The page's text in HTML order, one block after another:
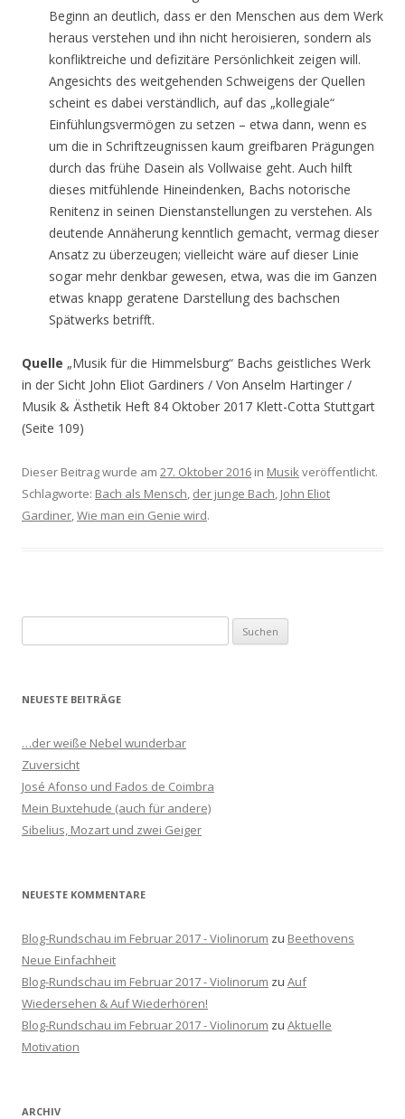
Beginn an deutlich, dass er den Menschen aus dem Werk
heraus verstehen und ihn nicht heroisieren, sondern als
konfliktreiche und defizitäre Persönlichkeit zeigen will.
Angesichts des weitgehenden Schweigens der Quellen
scheint es dabei verständlich, auf das „kollegiale“
Einfühlungsvermögen zu setzen – etwa dann, wenn es
um die in Schriftzeugnissen kaum greifbaren Prägungen
durch das frühe Dasein als Vollwaise geht. Auch hilft
dieses mitfühlende Hineindenken, Bachs notorische
Renitenz in seinen Dienstanstellungen zu verstehen. Als
deutende Annäherung kenntlich gemacht, vermag dieser
Ansatz zu überzeugen; vielleicht wäre auf dieser Linie
sogar mehr denkbar gewesen, etwa, was die im Ganzen
etwas knapp geratene Darstellung des bachschen
Spätwerks betrifft.
Quelle „Musik für die Himmelsburg“ Bachs geistliches Werk
in der Sicht John Eliot Gardiners / Von Anselm Hartinger /
Musik & Ästhetik Heft 84 Oktober 2017 Klett-Cotta Stuttgart
(Seite 109)
Dieser Beitrag wurde am 27. Oktober 2016 in Musikveröffentlicht.
Schlagworte: Bach als Mensch, der junge Bach, John Eliot
Gardiner,Wie man ein Genie wird.
u
h
n
a
c
h
NEUESTE BEITRÄGE
…der weiße Nebel wunderbar
Zuversicht
José Afonso und Fados de Coimbra
Mein Buxtehude (auch für andere)
Sibelius, Mozart und zwei Geiger
NEUESTE KOMMENTARE
Blog-Rundschau im Februar 2017 - Violinorum zu Beethovens
Neue Einfachheit
Blog-Rundschau im Februar 2017 - Violinorum zu Auf
Wiedersehen & Auf Wiederhören!
Blog-Rundschau im Februar 2017 - Violinorum zu Aktuelle
Motivation
ARCHIV